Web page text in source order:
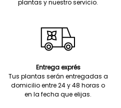
plantas y nuestro servicio.
Entrega exprés
Tus plantas serán entregadas a
domicilio entre 24 y 48 horas o
en la fecha que elijas.